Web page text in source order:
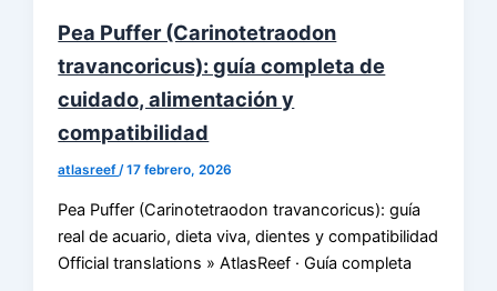
Pea Puffer (Carinotetraodon
travancoricus): guía completa de
cuidado, alimentación y
compatibilidad
atlasreef/17 febrero, 2026
Pea Puffer (Carinotetraodon travancoricus): guía
real de acuario, dieta viva, dientes y compatibilidad
Official translations » AtlasReef · Guía completa